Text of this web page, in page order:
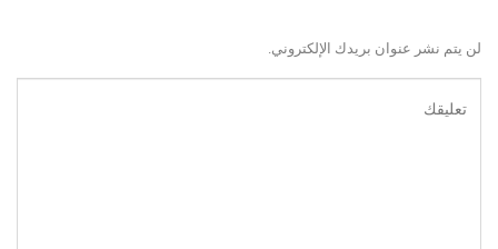
لن يتم نشر عنوان بريدك الإلكتروني.